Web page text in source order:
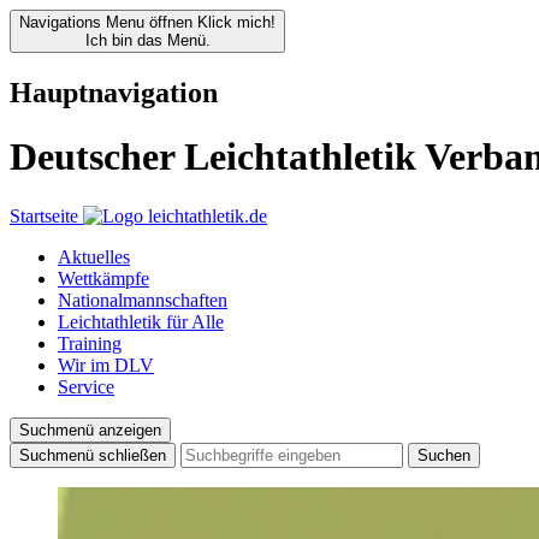
Navigations Menu öffnen Klick mich!
Ich bin das Menü.
Hauptnavigation
Deutscher Leichtathletik
Startseite
Aktuelles
Wettkämpfe
Nationalmannschaften
Leichtathletik für Alle
Training
Wir im DLV
Service
Suchmenü anzeigen
Suchmenü schließen
Suchen